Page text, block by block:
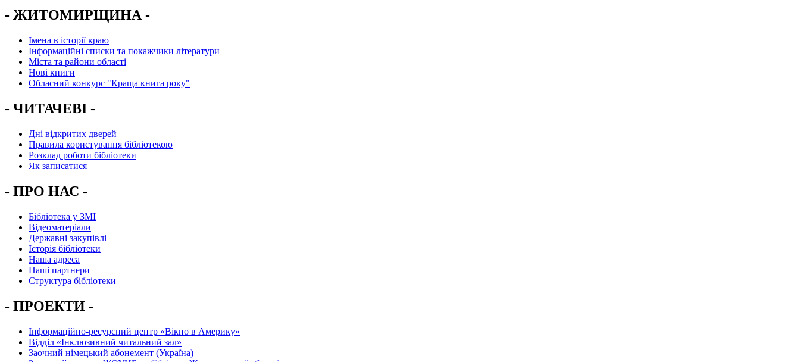
- ЖИТОМИРЩИНА -
Імена в історії краю
Інформаційні списки та покажчики літератури
Міста та райони області
Нові книги
Обласний конкурс "Краща книга року"
- ЧИТАЧЕВІ -
Дні відкритих дверей
Правила користування бібліотекою
Розклад роботи бібліотеки
Як записатися
- ПРО НАС -
Бібліотека у ЗМІ
Відеоматеріали
Державні закупівлі
Історія бібліотеки
Наша адреса
Наші партнери
Структура бібліотеки
- ПРОЕКТИ -
Інформаційно-ресурсний центр «Вікно в Америку»
Вiддiл «Інклюзивний читальний зал»
Заочний німецький абонемент (Україна)